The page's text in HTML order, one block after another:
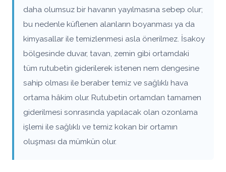
daha olumsuz bir havanın yayılmasına sebep olur;
bu nedenle küflenen alanların boyanması ya da
kimyasallar ile temizlenmesi asla önerilmez. İsakoy
bölgesinde duvar, tavan, zemin gibi ortamdaki
tüm rutubetin giderilerek istenen nem dengesine
sahip olması ile beraber temiz ve sağlıklı hava
ortama hâkim olur. Rutubetin ortamdan tamamen
giderilmesi sonrasında yapılacak olan ozonlama
işlemi ile sağlıklı ve temiz kokan bir ortamın
oluşması da mümkün olur.